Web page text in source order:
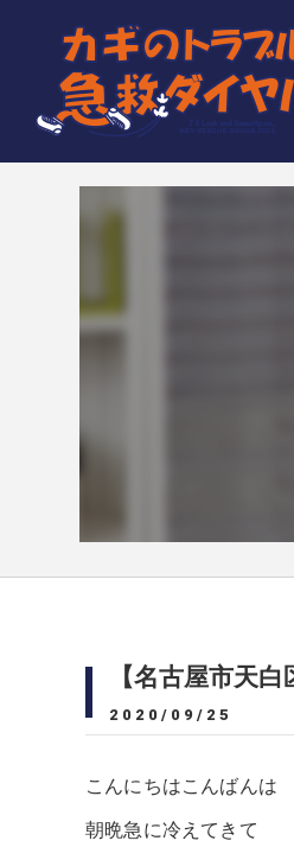
【名古屋市天
2020/09/25
こんにちはこんばんは
朝晩急に冷えてきて